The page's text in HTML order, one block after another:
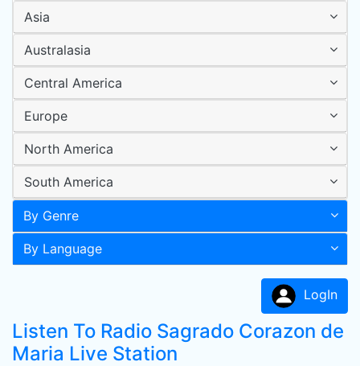
Asia
Australasia
Central America
Europe
North America
South America
By Genre
By Language
LogIn
Listen To Radio Sagrado Corazon de
Maria Live Station